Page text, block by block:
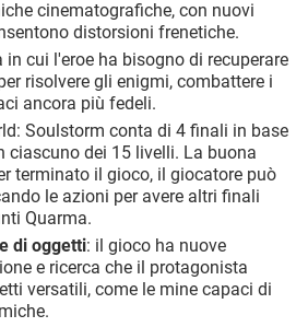
cinematografiche, con nuovi
distorsioni frenetiche.
in cui l'eroe ha bisogno di recuperare
risolvere gli enigmi, combattere i
ancora più fedeli.
Soulstorm conta di 4 finali in base
ciascuno dei 15 livelli. La buona
terminato il gioco, il giocatore può
le azioni per avere altri finali
Quarma.
di oggetti: il gioco ha nuove
e ricerca che il protagonista
versatili, come le mine capaci di